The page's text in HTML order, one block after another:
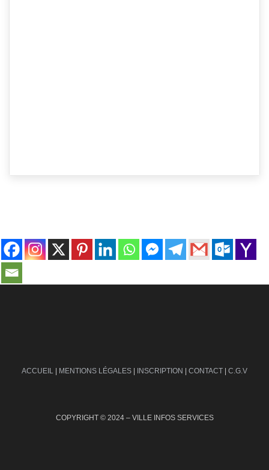
ACCUEIL | MENTIONS LÉGALES | INSCRIPTION | CONTACT | C.G.V
COPYRIGHT © 2024 – VILLE INFOS SERVICES